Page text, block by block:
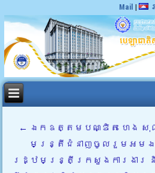
Mail |
← ឯកឧត្តមបណ្ឌិត ហេង សុផ
មន្ត្រីជំនាញចូលរួមអមឯ
រដ្ឋមន្រ្តីក្រសួងការងារ